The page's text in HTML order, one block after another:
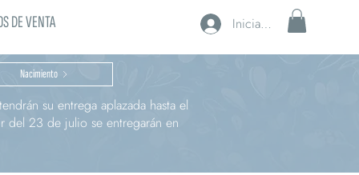
DE VENTA Iniciar sesión
Nacimiento
su entrega aplazada hasta el
del 23 de julio se entregarán en